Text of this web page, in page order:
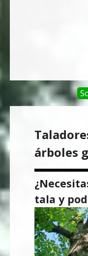
árboles
tala y